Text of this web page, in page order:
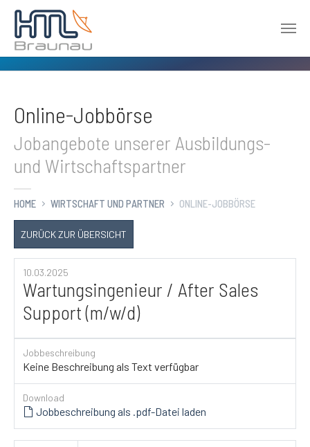
Online-Jobbörse
Jobangebote unserer Ausbildungs-
und Wirtschaftspartner
HOME WIRTSCHAFT UND PARTNER ONLINE-JOBBÖRSE
ZURÜCK ZUR ÜBERSICHT
10.03.2025
Wartungsingenieur / After Sales
Support (m/w/d)
Jobbeschreibung
Keine Beschreibung als Text verfügbar
Download
Jobbeschreibung als .pdf-Datei laden